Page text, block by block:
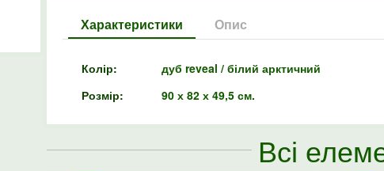
Характеристики Опис
Колір:
дуб reveal / білий арктичний
Розмір:
90 х 82 х 49,5 см.
Всі